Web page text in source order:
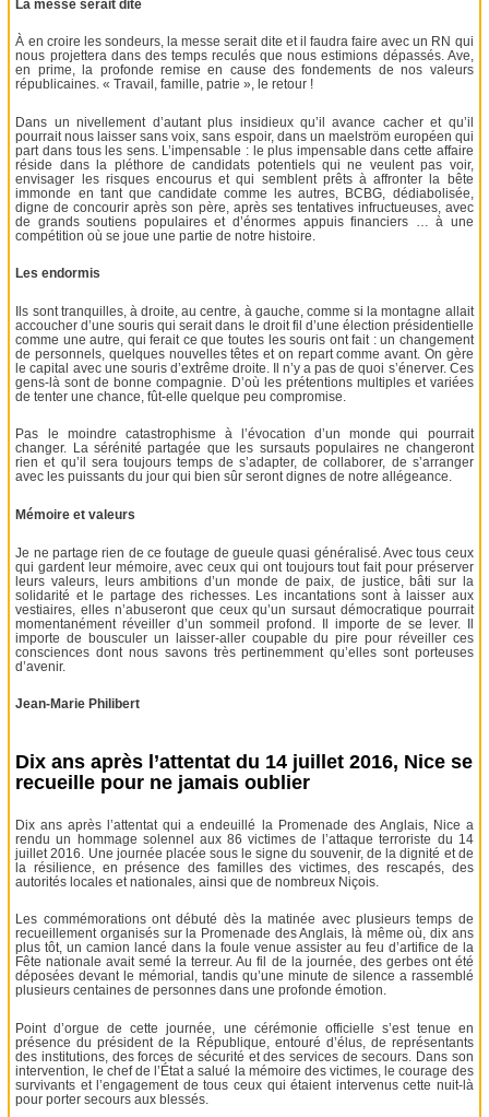
La messe serait dite
À en croire les sondeurs, la messe serait dite et il faudra faire avec un RN qui
nous projettera dans des temps reculés que nous estimions dépassés. Ave,
en prime, la profonde remise en cause des fondements de nos valeurs
républicaines. « Travail, famille, patrie », le retour !
Dans un nivellement d’autant plus insidieux qu’il avance cacher et qu’il
pourrait nous laisser sans voix, sans espoir, dans un maelström européen qui
part dans tous les sens. L’impensable : le plus impensable dans cette affaire
réside dans la pléthore de candidats potentiels qui ne veulent pas voir,
envisager les risques encourus et qui semblent prêts à affronter la bête
immonde en tant que candidate comme les autres, BCBG, dédiabolisée,
digne de concourir après son père, après ses tentatives infructueuses, avec
de grands soutiens populaires et d’énormes appuis financiers … à une
compétition où se joue une partie de notre histoire.
Les endormis
Ils sont tranquilles, à droite, au centre, à gauche, comme si la montagne allait
accoucher d’une souris qui serait dans le droit fil d’une élection présidentielle
comme une autre, qui ferait ce que toutes les souris ont fait : un changement
de personnels, quelques nouvelles têtes et on repart comme avant. On gère
le capital avec une souris d’extrême droite. Il n’y a pas de quoi s’énerver. Ces
gens-là sont de bonne compagnie. D’où les prétentions multiples et variées
de tenter une chance, fût-elle quelque peu compromise.
Pas le moindre catastrophisme à l’évocation d’un monde qui pourrait
changer. La sérénité partagée que les sursauts populaires ne changeront
rien et qu’il sera toujours temps de s’adapter, de collaborer, de s’arranger
avec les puissants du jour qui bien sûr seront dignes de notre allégeance.
Mémoire et valeurs
Je ne partage rien de ce foutage de gueule quasi généralisé. Avec tous ceux
qui gardent leur mémoire, avec ceux qui ont toujours tout fait pour préserver
leurs valeurs, leurs ambitions d’un monde de paix, de justice, bâti sur la
solidarité et le partage des richesses. Les incantations sont à laisser aux
vestiaires, elles n’abuseront que ceux qu’un sursaut démocratique pourrait
momentanément réveiller d’un sommeil profond. Il importe de se lever. Il
importe de bousculer un laisser-aller coupable du pire pour réveiller ces
consciences dont nous savons très pertinemment qu’elles sont porteuses
d’avenir.
Jean-Marie Philibert
Dix ans après l’attentat du 14 juillet 2016, Nice se
recueille pour ne jamais oublier
Dix ans après l’attentat qui a endeuillé la Promenade des Anglais, Nice a
rendu un hommage solennel aux 86 victimes de l’attaque terroriste du 14
juillet 2016. Une journée placée sous le signe du souvenir, de la dignité et de
la résilience, en présence des familles des victimes, des rescapés, des
autorités locales et nationales, ainsi que de nombreux Niçois.
Les commémorations ont débuté dès la matinée avec plusieurs temps de
recueillement organisés sur la Promenade des Anglais, là même où, dix ans
plus tôt, un camion lancé dans la foule venue assister au feu d’artifice de la
Fête nationale avait semé la terreur. Au fil de la journée, des gerbes ont été
déposées devant le mémorial, tandis qu’une minute de silence a rassemblé
plusieurs centaines de personnes dans une profonde émotion.
Point d’orgue de cette journée, une cérémonie officielle s’est tenue en
présence du président de la République, entouré d’élus, de représentants
des institutions, des forces de sécurité et des services de secours. Dans son
intervention, le chef de l’État a salué la mémoire des victimes, le courage des
survivants et l’engagement de tous ceux qui étaient intervenus cette nuit-là
pour porter secours aux blessés.